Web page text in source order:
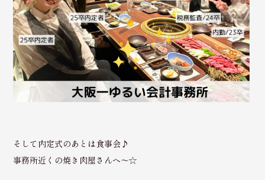
そして内定式のあとは食事会♪
事務所近くの焼き肉屋さんへ〜☆